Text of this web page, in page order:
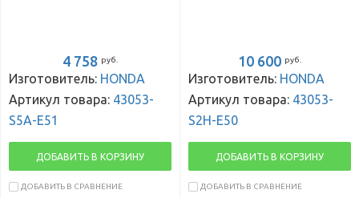
4 758 руб.
Изготовитель: HONDA
Артикул товара: 43053-
S5A-E51
ДОБАВИТЬ В КОРЗИНУ
ДОБАВИТЬ В СРАВНЕНИЕ
10 600 руб.
Изготовитель: HONDA
Артикул товара: 43053-
S2H-E50
ДОБАВИТЬ В КОРЗИНУ
ДОБАВИТЬ В СРАВНЕНИЕ